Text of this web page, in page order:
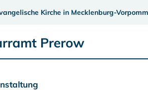
Kirche in Mecklenburg-
Prerow